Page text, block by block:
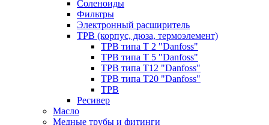
Соленоиды
Фильтры
Электронный расширитель
ТРВ (корпус, дюза, термоэлемент)
ТРВ типа Т 2 "Danfoss"
ТРВ типа Т 5 "Danfoss"
ТРВ типа Т12 "Danfoss"
ТРВ типа Т20 "Danfoss"
ТРВ
Ресивер
Масло
Медные трубы и фитинги